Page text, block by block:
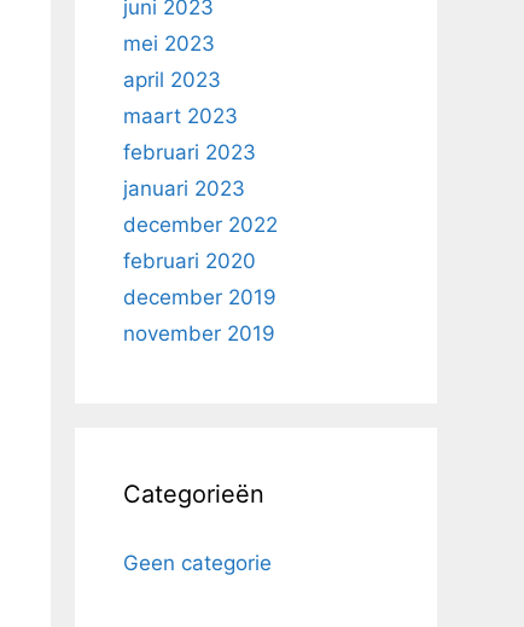
juni 2023
mei 2023
april 2023
maart 2023
februari 2023
januari 2023
december 2022
februari 2020
december 2019
november 2019
Categorieën
Geen categorie